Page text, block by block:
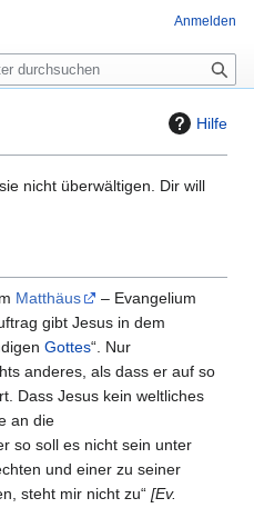
Hilfe
nicht überwältigen. Dir will
Matthäus
– Evangelium
gibt Jesus in dem
Gottes“. Nur
anderes, als dass er auf so
Dass Jesus kein weltliches
an die
so soll es nicht sein unter
und einer zu seiner
steht mir nicht zu“ [Ev.
Anmelden